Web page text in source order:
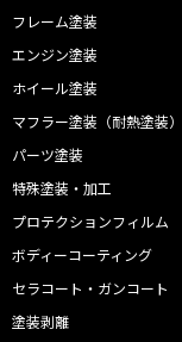
フレーム塗装
エンジン塗装
ホイール塗装
マフラー塗装（耐熱塗装）
パーツ塗装
特殊塗装・加工
プロテクションフィルム
ボディーコーティング
セラコート・ガンコート
塗装剥離